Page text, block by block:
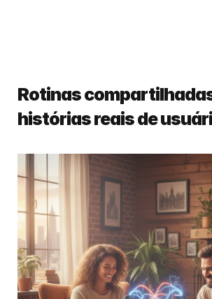
Rotinas
histórias reais de